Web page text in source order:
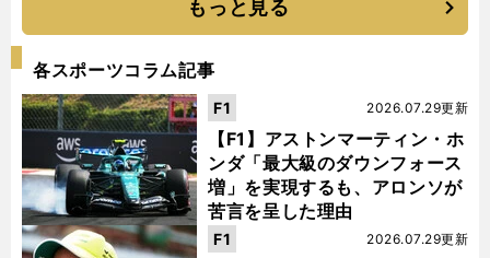
もっと見る
各スポーツコラム記事
【F1】アストンマーティン・ホ
ンダ「最大級のダウンフォース
増」を実現するも、アロンソが
苦言を呈した理由
2026.07.29更新
F1
2026.07.29更新
F1